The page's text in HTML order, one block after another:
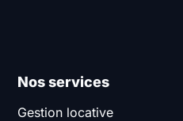
Nos services
Gestion locative